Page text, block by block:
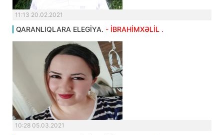
11:13 20.02.2021
QARANLIQLARA ELEGİYA. - İBRAHİMXƏLİL .
10:28 05.03.2021